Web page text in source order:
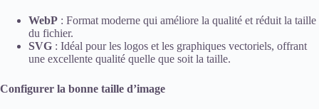
WebP : Format moderne qui améliore la qualité et réduit la taille
du fichier.
SVG : Idéal pour les logos et les graphiques vectoriels, offrant
une excellente qualité quelle que soit la taille.
Configurer la bonne taille d’image